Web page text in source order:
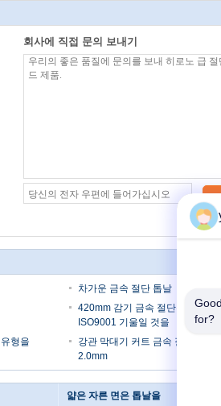
회사에 직접 문의 보내기
차가운 금속 절단 톱날
420mm 감기 금속 절단은 서멧을
ISO9001 기울일 것을
형을
강관 막대기 커트 금속 절단은 톱
2.0mm
얇은 자른 면은 톱날을
for?